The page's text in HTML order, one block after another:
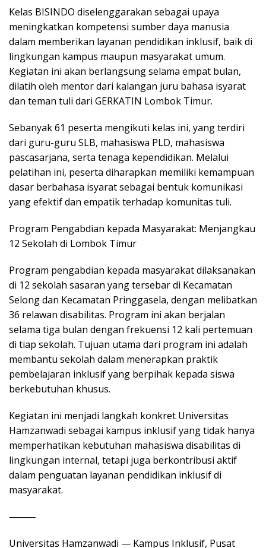
Kelas BISINDO diselenggarakan sebagai upaya
meningkatkan kompetensi sumber daya manusia
dalam memberikan layanan pendidikan inklusif, baik di
lingkungan kampus maupun masyarakat umum.
Kegiatan ini akan berlangsung selama empat bulan,
dilatih oleh mentor dari kalangan juru bahasa isyarat
dan teman tuli dari GERKATIN Lombok Timur.
Sebanyak 61 peserta mengikuti kelas ini, yang terdiri
dari guru-guru SLB, mahasiswa PLD, mahasiswa
pascasarjana, serta tenaga kependidikan. Melalui
pelatihan ini, peserta diharapkan memiliki kemampuan
dasar berbahasa isyarat sebagai bentuk komunikasi
yang efektif dan empatik terhadap komunitas tuli.
Program Pengabdian kepada Masyarakat: Menjangkau
12 Sekolah di Lombok Timur
Program pengabdian kepada masyarakat dilaksanakan
di 12 sekolah sasaran yang tersebar di Kecamatan
Selong dan Kecamatan Pringgasela, dengan melibatkan
36 relawan disabilitas. Program ini akan berjalan
selama tiga bulan dengan frekuensi 12 kali pertemuan
di tiap sekolah. Tujuan utama dari program ini adalah
membantu sekolah dalam menerapkan praktik
pembelajaran inklusif yang berpihak kepada siswa
berkebutuhan khusus.
Kegiatan ini menjadi langkah konkret Universitas
Hamzanwadi sebagai kampus inklusif yang tidak hanya
memperhatikan kebutuhan mahasiswa disabilitas di
lingkungan internal, tetapi juga berkontribusi aktif
dalam penguatan layanan pendidikan inklusif di
masyarakat.
⸻
Universitas Hamzanwadi — Kampus Inklusif, Pusat